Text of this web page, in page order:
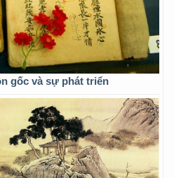
gốc và sự phát triển